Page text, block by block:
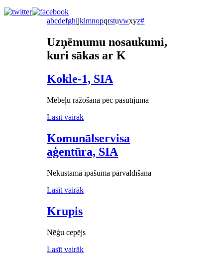
abcdefghijklmnopqrstuvwxyz#
Uzņēmumu nosaukumi,
kuri sākas ar K
Kokle-1, SIA
Mēbeļu ražošana pēc pasūtījuma
Lasīt vairāk
Komunālservisa
aģentūra, SIA
Nekustamā īpašuma pārvaldīšana
Lasīt vairāk
Krupis
Nēģu cepējs
Lasīt vairāk